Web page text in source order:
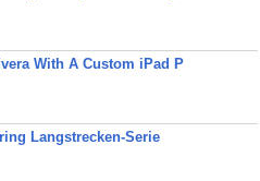
With A Custom iPad P
Langstrecken-Serie